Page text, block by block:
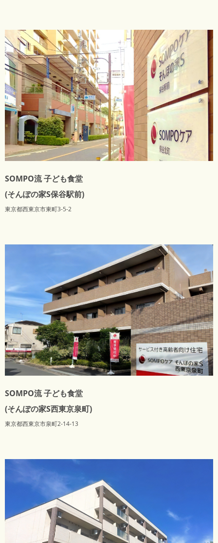
SOMPO流 子ども食堂
(そんぽの家S保谷駅前)
東京都西東京市東町3-5-2
SOMPO流 子ども食堂
(そんぽの家S西東京泉町)
東京都西東京市泉町2-14-13